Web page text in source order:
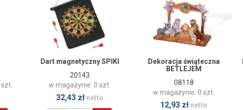
Dart magnetyczny SPIKI
20143
w magazynie: 0 szt.
32,43 złnetto
Dekoracja świąteczna
BETLEJEM
08118
w magazynie: 0 szt.
12,93 złnetto